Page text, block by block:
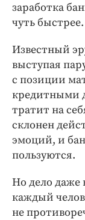
заработка
чуть быстрее.
Известный
выступая
с позиции
кредитными
тратит на
склонен
эмоций, и
пользуются.
Но дело даже
каждый
не